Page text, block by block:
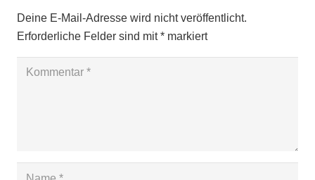
Deine E-Mail-Adresse wird nicht veröffentlicht.
Erforderliche Felder sind mit* markiert